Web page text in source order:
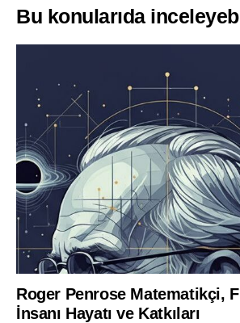
Bu konularıda
Roger Penrose Matematikçi,
İnsanı Hayatı ve Katkıları